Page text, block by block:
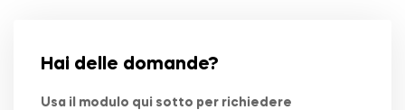
Hai delle domande?
Usa il modulo qui sotto per richiedere